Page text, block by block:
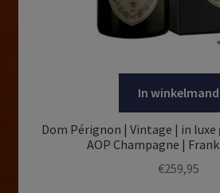
In winkelmand
Dom Pérignon | Vintage | in luxe
AOP Champagne |
€259,95